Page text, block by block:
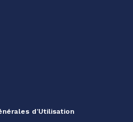
d’Utilisation